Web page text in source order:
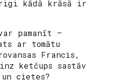
kādā krāsā ir
pamanīt –
ar tomātu
Francis,
ketčups sastāv
cietes?